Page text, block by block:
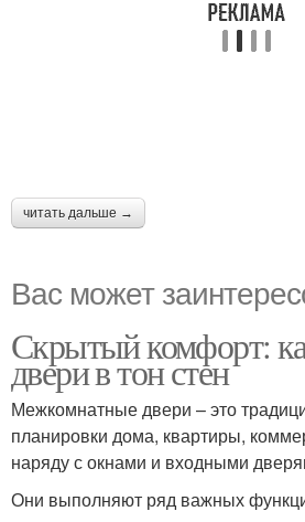
читать дальше →
Вас может
Скрытый комфорт:
двери в тон стен
Межкомнатные двери – это
планировки дома, квартиры,
наряду с окнами и входными
Они выполняют ряд важных